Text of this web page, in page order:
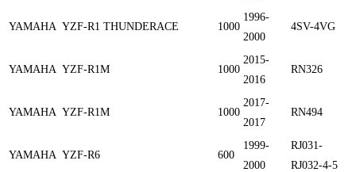
YAMAHA YZF-R1 THUNDERACE 1000
1996-
2000
4SV-4VG
YAMAHA YZF-R1M 1000
2015-
2016
RN326
YAMAHA YZF-R1M 1000
2017-
2017
RN494
YAMAHA YZF-R6 600
1999-
2000
RJ031-
RJ032-4-5